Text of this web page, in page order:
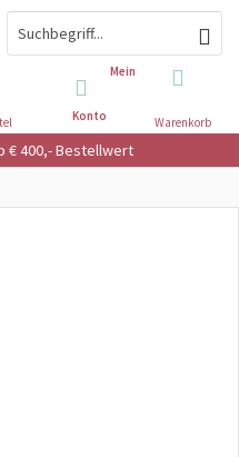
€ 400,- Bestellwert
Warenkorb
Mein
Konto